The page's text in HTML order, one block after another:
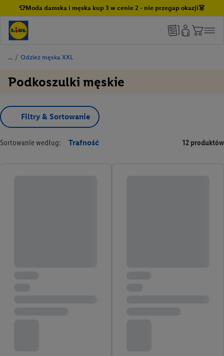
👕Moda damska i męska kup 3 w cenie 2 - nie przegap okazji👗
/ Odzież męska XXL
Podkoszulki męskie
Filtry & Sortowanie
Sortowanie według: Trafność 12 produktów